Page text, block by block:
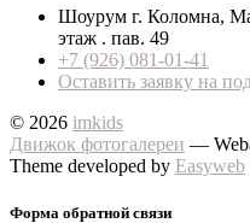
Шоурум г. Коломна,
этаж . пав. 49
+7 (926) 081-01-41
Оставить заявку на
© 2026 imkids
Движок фотогалереи —
Theme developed by Easyweb
Форма обратной связи